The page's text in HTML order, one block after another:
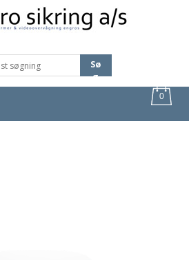
Sø
G
0